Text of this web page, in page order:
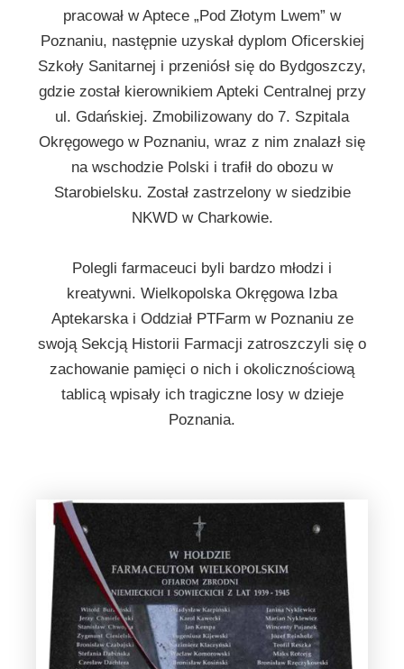
pracował w Aptece „Pod Złotym Lwem” w
Poznaniu, następnie uzyskał dyplom Oficerskiej
Szkoły Sanitarnej i przeniósł się do Bydgoszczy,
gdzie został kierownikiem Apteki Centralnej przy
ul. Gdańskiej. Zmobilizowany do 7. Szpitala
Okręgowego w Poznaniu, wraz z nim znalazł się
na wschodzie Polski i trafił do obozu w
Starobielsku. Został zastrzelony w siedzibie
NKWD w Charkowie.
Polegli farmaceuci byli bardzo młodzi i
kreatywni. Wielkopolska Okręgowa Izba
Aptekarska i Oddział PTFarm w Poznaniu ze
swoją Sekcją Historii Farmacji zatroszczyli się o
zachowanie pamięci o nich i okolicznościową
tablicą wpisały ich tragiczne losy w dzieje
Poznania.